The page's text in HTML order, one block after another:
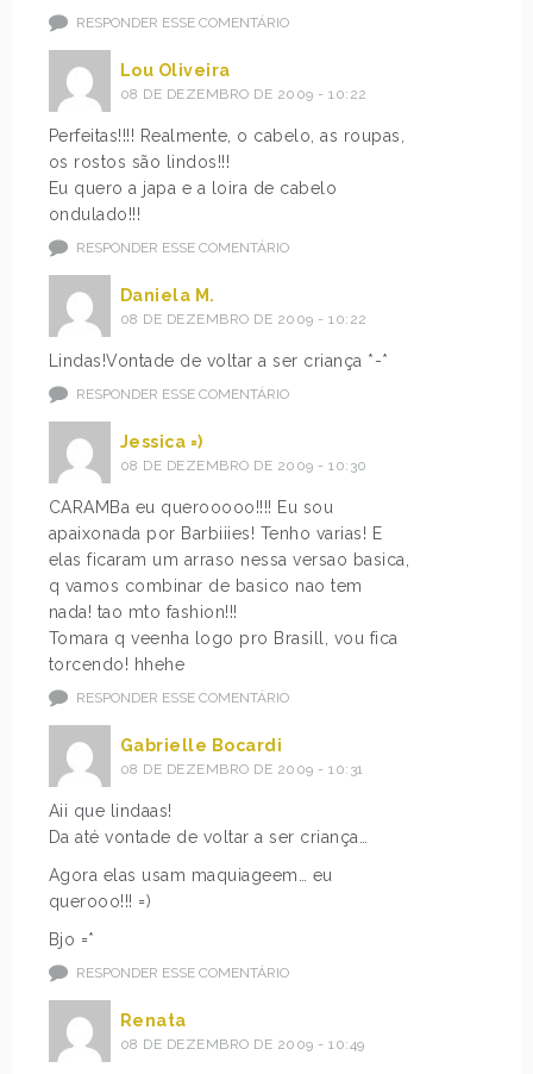
RESPONDER ESSE COMENTÁRIO
Lou Oliveira
08 DE DEZEMBRO DE 2009 - 10:22
Perfeitas!!!! Realmente, o cabelo, as roupas,
os rostos são lindos!!!
Eu quero a japa e a loira de cabelo
ondulado!!!
RESPONDER ESSE COMENTÁRIO
Daniela M.
08 DE DEZEMBRO DE 2009 - 10:22
Lindas!Vontade de voltar a ser criança *-*
RESPONDER ESSE COMENTÁRIO
Jessica =)
08 DE DEZEMBRO DE 2009 - 10:30
CARAMBa eu querooooo!!!! Eu sou
apaixonada por Barbiiies! Tenho varias! E
elas ficaram um arraso nessa versao basica,
q vamos combinar de basico nao tem
nada! tao mto fashion!!!
Tomara q veenha logo pro Brasill, vou fica
torcendo! hhehe
RESPONDER ESSE COMENTÁRIO
Gabrielle Bocardi
08 DE DEZEMBRO DE 2009 - 10:31
Aii que lindaas!
Da até vontade de voltar a ser criança…
Agora elas usam maquiageem… eu
querooo!!! =)
Bjo =*
RESPONDER ESSE COMENTÁRIO
Renata
08 DE DEZEMBRO DE 2009 - 10:49